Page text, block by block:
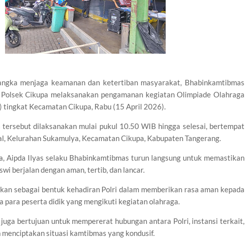
menjaga keamanan dan ketertiban masyarakat, Bhabinkamtibmas
Cikupa melaksanakan pengamanan kegiatan Olimpiade Olahraga
tingkat Kecamatan Cikupa, Rabu (15 April 2026).
tersebut dilaksanakan mulai pukul 10.50 WIB hingga selesai, bertempat
Kelurahan Sukamulya, Kecamatan Cikupa, Kabupaten Tangerang.
Aipda Ilyas selaku Bhabinkamtibmas turun langsung untuk memastikan
berjalan dengan aman, tertib, dan lancar.
sebagai bentuk kehadiran Polri dalam memberikan rasa aman kepada
para peserta didik yang mengikuti kegiatan olahraga.
bertujuan untuk mempererat hubungan antara Polri, instansi terkait,
situasi kamtibmas yang kondusif.